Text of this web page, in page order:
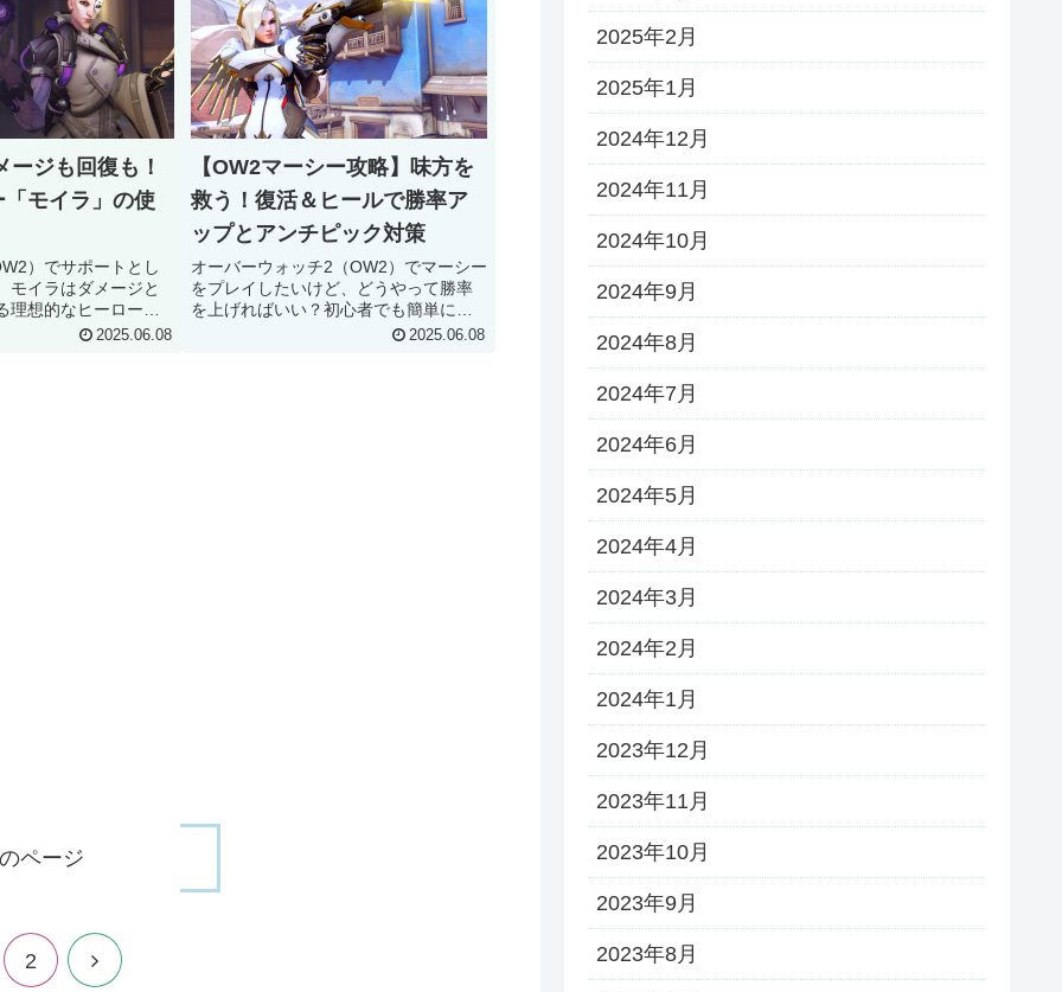
ージも回復も！
モイラ」の使
）でサポートとし
モイラはダメージと
理想的なヒーローで
いやすく、上級者な
2025.06.08
【OW2マーシー攻略】味方を
救う！復活＆ヒールで勝率ア
ップとアンチピック対策
オーバーウォッチ2（OW2）でマーシー
をプレイしたいけど、どうやって勝率
を上げればいい？初心者でも簡単に扱
えるマーシーの攻略法を、詳しく解説
2025.06.08
ページ
2 次
2025年2月
2025年1月
2024年12月
2024年11月
2024年10月
2024年9月
2024年8月
2024年7月
2024年6月
2024年5月
2024年4月
2024年3月
2024年2月
2024年1月
2023年12月
2023年11月
2023年10月
2023年9月
2023年8月